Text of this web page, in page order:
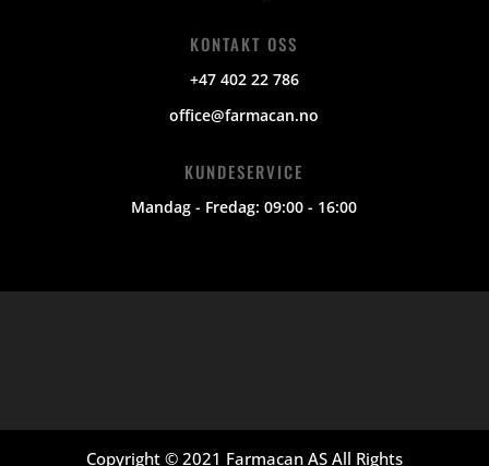
KONTAKT OSS
+47 402 22 786
office@farmacan.no
KUNDESERVICE
Mandag - Fredag: 09:00 - 16:00
Copyright © 2021 Farmacan AS All Rights